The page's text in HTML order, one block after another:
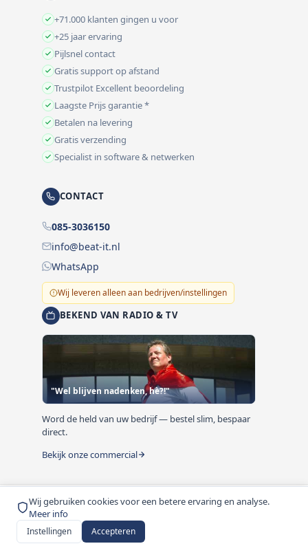
Wij gebruiken cookies voor een betere ervaring en analyse.
Meer info
Instellingen Accepteren
+71.000 klanten gingen u voor
+25 jaar ervaring
Pijlsnel contact
Gratis support op afstand
Trustpilot Excellent beoordeling
Laagste Prijs garantie *
Betalen na levering
Gratis verzending
Specialist in software & netwerken
CONTACT
085-3036150
info@beat-it.nl
WhatsApp
Wij leveren alleen aan bedrijven/instellingen
BEKEND VAN RADIO & TV
"Wel blijven nadenken, hè?!"
Word de held van uw bedrijf — bestel slim, bespaar
direct.
Bekijk onze commercial
© 1999-2026 Beat-it.nl. Vermelde prijzen zijn excl. BTW
tenzij anders vermeld.